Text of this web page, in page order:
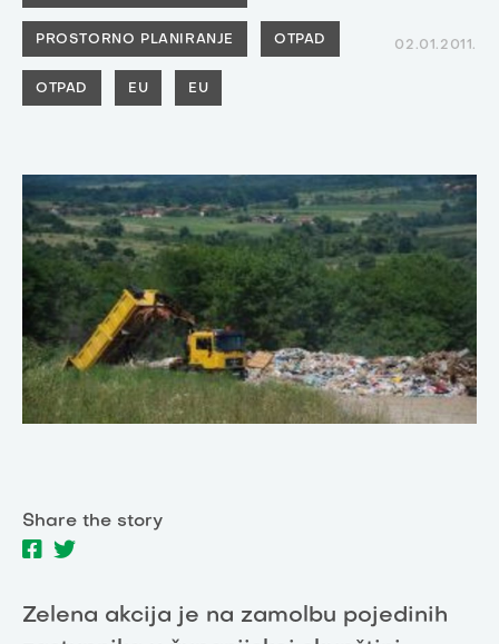
PROSTORNO PLANIRANJE OTPAD
OTPAD EU EU
02.01.2011.
Share the story
Zelena akcija je na zamolbu pojedinih